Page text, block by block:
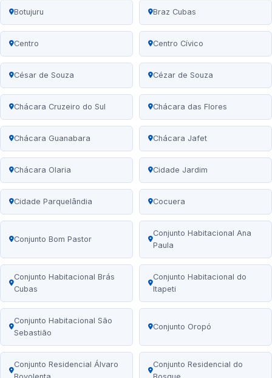
Botujuru Braz Cubas
Centro Centro Cívico
César de Souza Cézar de Souza
Chácara Cruzeiro do Sul Chácara das Flores
Chácara Guanabara Chácara Jafet
Chácara Olaria Cidade Jardim
Cidade Parquelândia Cocuera
Conjunto Bom Pastor
Conjunto Habitacional Ana
Paula
Conjunto Habitacional Brás
Cubas
Conjunto Habitacional do
Itapeti
Conjunto Habitacional São
Sebastião
Conjunto Oropó
Conjunto Residencial Álvaro
Conjunto Residencial do